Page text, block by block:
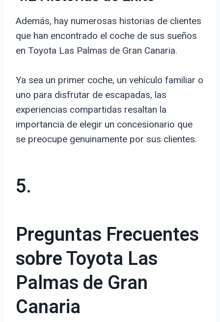
Además, hay numerosas historias de clientes
que han encontrado el coche de sus sueños
en Toyota Las Palmas de Gran Canaria.
Ya sea un primer coche, un vehículo familiar o
uno para disfrutar de escapadas, las
experiencias compartidas resaltan la
importancia de elegir un concesionario que
se preocupe genuinamente por sus clientes.
5.
Preguntas Frecuentes
sobre Toyota Las
Palmas de Gran
Canaria